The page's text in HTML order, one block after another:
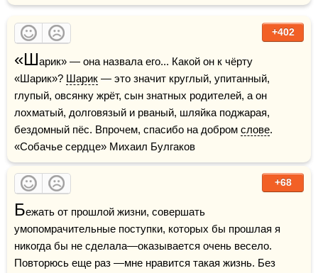
+402
«Шарик» — она назвала его... Какой он к чёрту
«Шарик»? Шарик — это значит круглый, упитанный,
глупый, овсянку жрёт, сын знатных родителей, а он
лохматый, долговязый и рваный, шляйка поджарая,
бездомный пёс. Впрочем, спасибо на добром слове.
«Собачье сердце» Михаил Булгаков
+68
Бежать от прошлой жизни, совершать
умопомрачительные поступки, которых бы прошлая я
никогда бы не сделала—оказывается очень весело.
Повторюсь еще раз —мне нравится такая жизнь. Без